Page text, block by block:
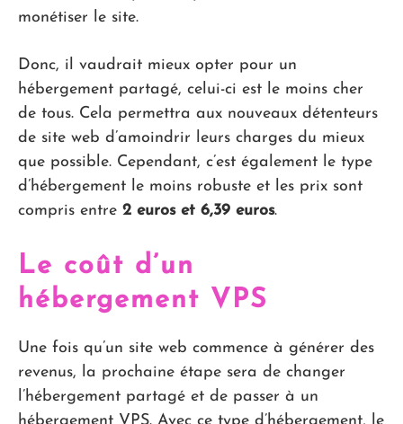
monétiser le site.
Donc, il vaudrait mieux opter pour un
hébergement partagé, celui-ci est le moins cher
de tous. Cela permettra aux nouveaux détenteurs
de site web d’amoindrir leurs charges du mieux
que possible. Cependant, c’est également le type
d’hébergement le moins robuste et les prix sont
compris entre 2 euros et 6,39 euros.
Le coût d’un
hébergement VPS
Une fois qu’un site web commence à générer des
revenus, la prochaine étape sera de changer
l’hébergement partagé et de passer à un